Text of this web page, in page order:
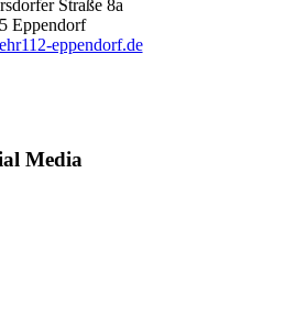
Straße 8a
Eppendorf
eppendorf.de
Media